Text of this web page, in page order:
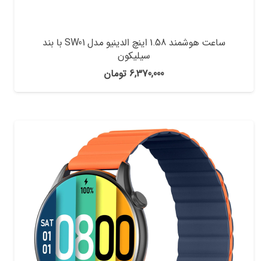
ساعت هوشمند 1.58 اینچ الدینیو مدل SW01 با بند
سیلیکون
6,370,000 تومان